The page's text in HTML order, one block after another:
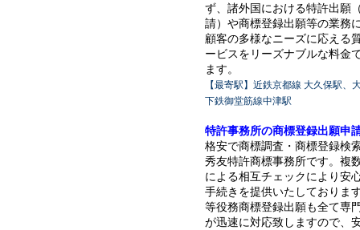
ず、諸外国における特許出願
請）や商標登録出願等の業務
顧客の多様なニーズに応える
ービスをリーズナブルな料金
ます。
【最寄駅】近鉄京都線 大久保駅、
下鉄御堂筋線中津駅
特許事務所の商標登録出願申
格安で商標調査・商標登録検
秀友特許商標事務所です。複
による相互チェックにより安
手続きを提供いたしておりま
等役務商標登録出願も全て専
が迅速に対応致しますので、